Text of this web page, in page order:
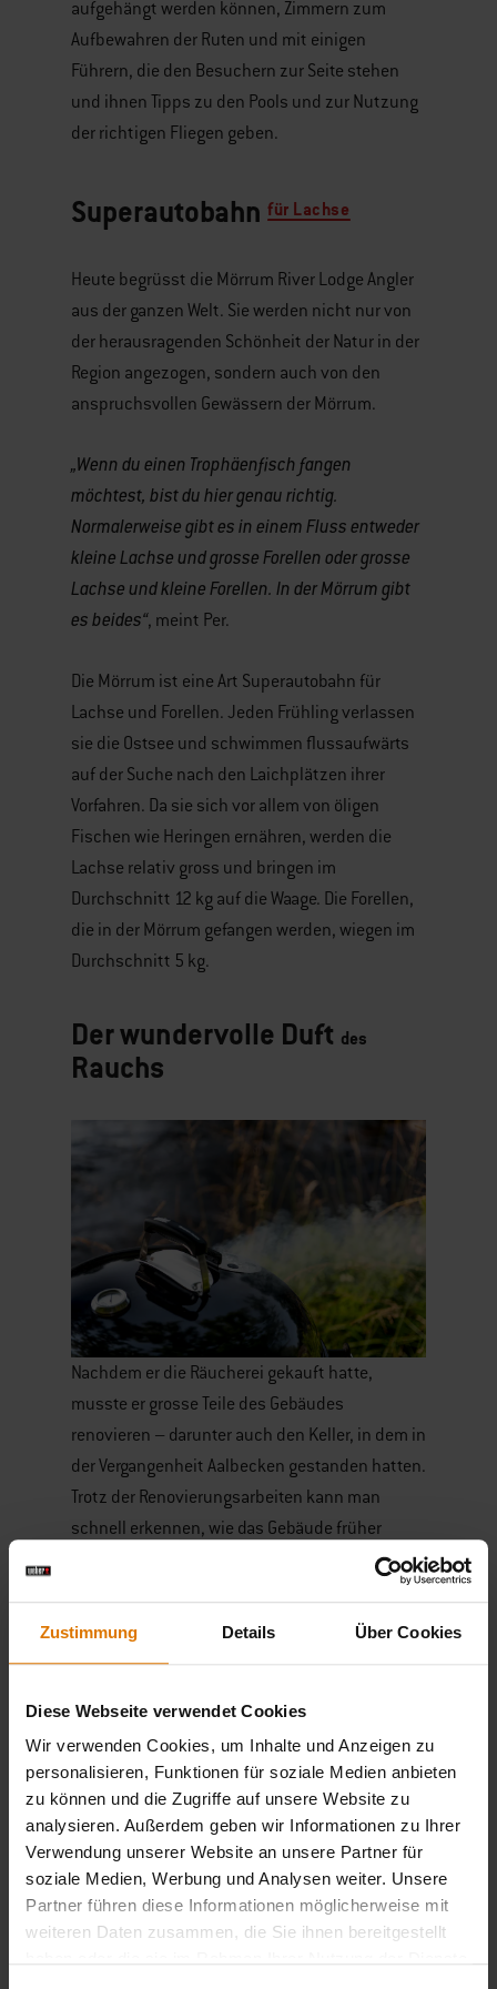
Zustimmung Details Über Cookies
Diese Webseite verwendet Cookies
Wir verwenden Cookies, um Inhalte und Anzeigen zu
personalisieren, Funktionen für soziale Medien anbieten
zu können und die Zugriffe auf unsere Website zu
analysieren. Außerdem geben wir Informationen zu Ihrer
Verwendung unserer Website an unsere Partner für
soziale Medien, Werbung und Analysen weiter. Unsere
Partner führen diese Informationen möglicherweise mit
weiteren Daten zusammen, die Sie ihnen bereitgestellt
aufgehängt werden können, Zimmern zum
Aufbewahren der Ruten und mit einigen
Führern, die den Besuchern zur Seite stehen
und ihnen Tipps zu den Pools und zur Nutzung
der richtigen Fliegen geben.
Superautobahn für Lachse
Heute begrüsst die Mörrum River Lodge Angler
aus der ganzen Welt. Sie werden nicht nur von
der herausragenden Schönheit der Natur in der
Region angezogen, sondern auch von den
anspruchsvollen Gewässern der Mörrum.
„Wenn du einen Trophäenfisch fangen
möchtest, bist du hier genau richtig.
Normalerweise gibt es in einem Fluss entweder
kleine Lachse und grosse Forellen oder grosse
Lachse und kleine Forellen. In der Mörrum gibt
es beides“, meint Per.
Die Mörrum ist eine Art Superautobahn für
Lachse und Forellen. Jeden Frühling verlassen
sie die Ostsee und schwimmen flussaufwärts
auf der Suche nach den Laichplätzen ihrer
Vorfahren. Da sie sich vor allem von öligen
Fischen wie Heringen ernähren, werden die
Lachse relativ gross und bringen im
Durchschnitt 12 kg auf die Waage. Die Forellen,
die in der Mörrum gefangen werden, wiegen im
Durchschnitt 5 kg.
Der wundervolle Duft des
Rauchs
Nachdem er die Räucherei gekauft hatte,
musste er grosse Teile des Gebäudes
renovieren – darunter auch den Keller, in dem in
der Vergangenheit Aalbecken gestanden hatten.
Trotz der Renovierungsarbeiten kann man
schnell erkennen, wie das Gebäude früher
genutzt wurde. An einer Wand ist noch immer
der Name des Gründers zu finden – Mattson.
Und auch die symbolträchtigen Kamine zeugen
unauslöschlich. Eines der Zimmer wurde als
Ofen verwendet, in dem Lachse, Forellen und
Aale an Haken gehängt und geräuchert wurden.
Im Laufe der Jahre hatten sich die Wände und
die Decke durch die Asche und den Russ
schwarz gefärbt. Als Per aus diesem Zimmer ein
Schlafzimmer machte, verwendete er eine
spezielle Farbe, um die Verfärbung zu